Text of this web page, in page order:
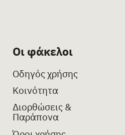
Οι φάκελοι
Οδηγός χρήσης
Κοινότητα
Διορθώσεις &
Παράπονα